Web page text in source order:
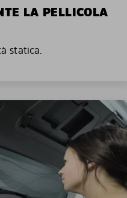
LA PELLICOLA
statica.